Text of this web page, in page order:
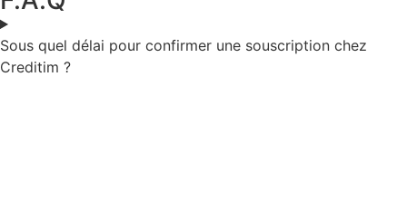
Sous quel délai pour confirmer une souscription chez
Creditim ?